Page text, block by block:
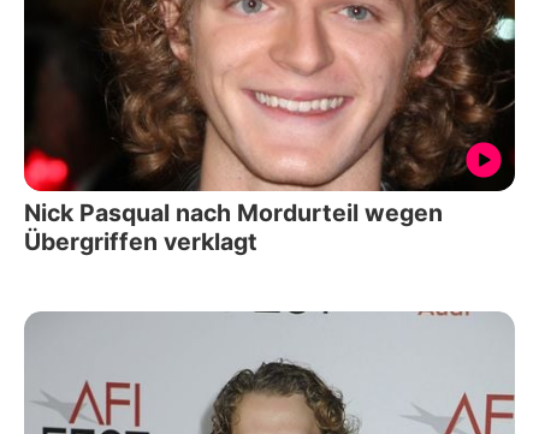
Nick Pasqual nach Mordurteil wegen
Übergriffen verklagt